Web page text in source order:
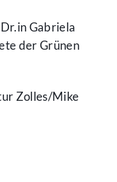
Gabriela
der Grünen
Zolles/​Mike